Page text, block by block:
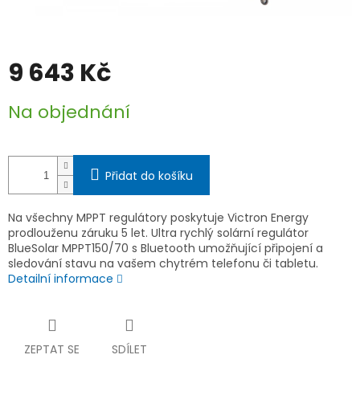
9 643 Kč
cena:
Na objednání
Přidat do košíku
Na všechny MPPT regulátory poskytuje Victron Energy
prodlouženu záruku 5 let. Ultra rychlý solární regulátor
BlueSolar MPPT150/70 s Bluetooth umožňující připojení a
sledování stavu na vašem chytrém telefonu či tabletu.
Detailní informace
ZEPTAT SE SDÍLET